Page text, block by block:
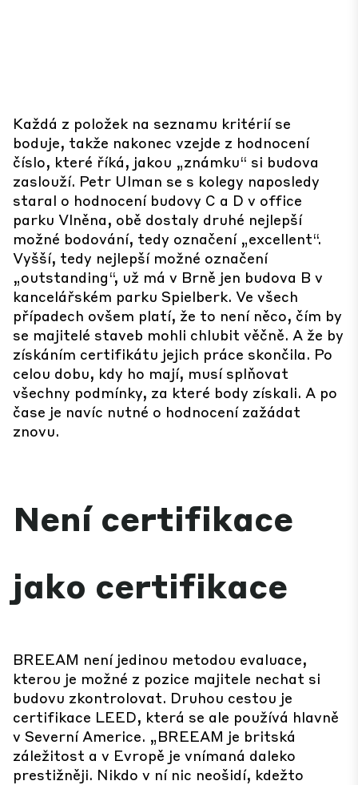
Každá z položek na seznamu kritérií se
boduje, takže nakonec vzejde z hodnocení
číslo, které říká, jakou „známku“ si budova
zaslouží. Petr Ulman se s kolegy naposledy
staral o hodnocení budovy C a D v office
parku Vlněna, obě dostaly druhé nejlepší
možné bodování, tedy označení „excellent“.
Vyšší, tedy nejlepší možné označení
„outstanding“, už má v Brně jen budova B v
kancelářském parku Spielberk. Ve všech
případech ovšem platí, že to není něco, čím by
se majitelé staveb mohli chlubit věčně. A že by
získáním certifikátu jejich práce skončila. Po
celou dobu, kdy ho mají, musí splňovat
všechny podmínky, za které body získali. A po
čase je navíc nutné o hodnocení zažádat
znovu.
Není certifikace
jako certifikace
BREEAM není jedinou metodou evaluace,
kterou je možné z pozice majitele nechat si
budovu zkontrolovat. Druhou cestou je
certifikace LEED, která se ale používá hlavně
v Severní Americe. „BREEAM je britská
záležitost a v Evropě je vnímaná daleko
prestižněji. Nikdo v ní nic neošidí, kdežto